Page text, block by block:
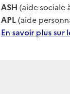
ASH (aide sociale
APL(aide
En savoir plus sur